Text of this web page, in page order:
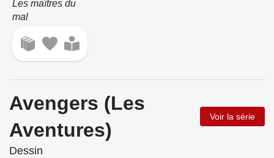
Les maîtres du
mal
Avengers (Les
Aventures)
Voir la série
Dessin